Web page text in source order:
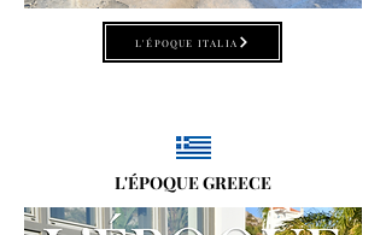
L'ÉPOQUE ITALIA
L'ÉPOQUE GREECE